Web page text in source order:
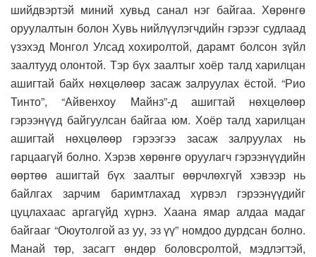
шийдвэртэй миний хувьд санал нэг байгаа. Хөрөнгө
оруулалтын болон Хувь нийлүүлэгчдийн гэрээг судлаад
үзэхэд Монгол Улсад хохиролтой, дарамт болсон зүйл
заалтууд олонтой. Тэр бүх заалтыг хоёр талд харилцан
ашигтай байх нөхцөлөөр засаж залруулах ёстой. “Рио
Тинто”, “Айвенхоу Майнз”-д ашигтай нөхцөлөөр
гэрээнүүд байгуулсан байгаа юм. Хоёр талд харилцан
ашигтай нөхцөлөөр гэрээгээ засаж залруулах нь
гарцаагүй болно. Хэрэв хөрөнгө оруулагч гэрээнүүдийн
өөртөө ашигтай бүх заалтыг өөрчлөхгүй хэвээр нь
байлгах зарчим баримтлахад хүрвэл гэрээнүүдийг
цуцлахаас аргагүйд хүрнэ. Хаана ямар алдаа мадаг
байгааг “Оюутолгой аз уу, эз үү” номдоо дурдсан болно.
Манай төр, засагт өндөр боловсролтой, мэдлэгтэй,